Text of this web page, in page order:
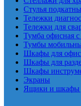
Стулья
Тележки
Тележки для
Тумба офисная
Тумбы
Шкафы для
Шкафы для
Шкафы
Экраны
Ящики и шкафы